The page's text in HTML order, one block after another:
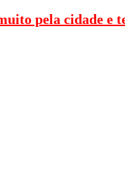
pela cidade e